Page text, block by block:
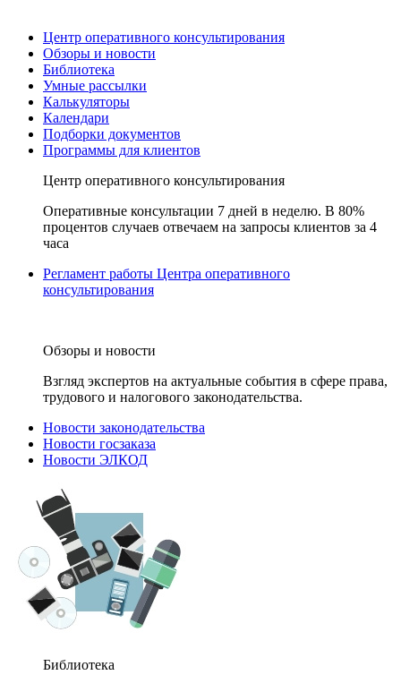
Центр оперативного консультирования
Обзоры и новости
Библиотека
Умные рассылки
Калькуляторы
Календари
Подборки документов
Программы для клиентов
Центр оперативного консультирования
Оперативные консультации 7 дней в неделю. В 80%
процентов случаев отвечаем на запросы клиентов за 4
часа
Регламент работы Центра оперативного
консультирования
Обзоры и новости
Взгляд экспертов на актуальные события в сфере права,
трудового и налогового законодательства.
Новости законодательства
Новости госзаказа
Новости ЭЛКОД
Библиотека